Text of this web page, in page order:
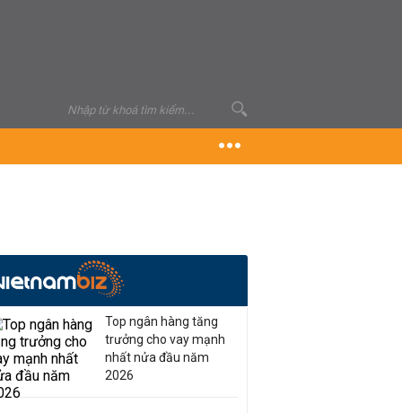
Top ngân hàng tăng
trưởng cho vay mạnh
nhất nửa đầu năm
2026